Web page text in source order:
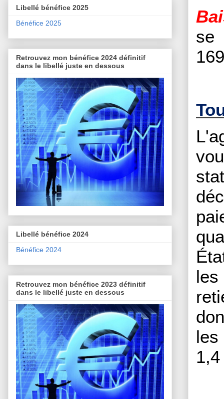
se
les
Libellé bénéfice 2025
Bénéfice 2025
Retrouvez mon bénéfice 2024 définitif
dans le libellé juste en dessous
Libellé bénéfice 2024
Bénéfice 2024
Retrouvez mon bénéfice 2023 définitif
dans le libellé juste en dessous